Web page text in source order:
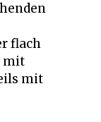
flach
mit
mit